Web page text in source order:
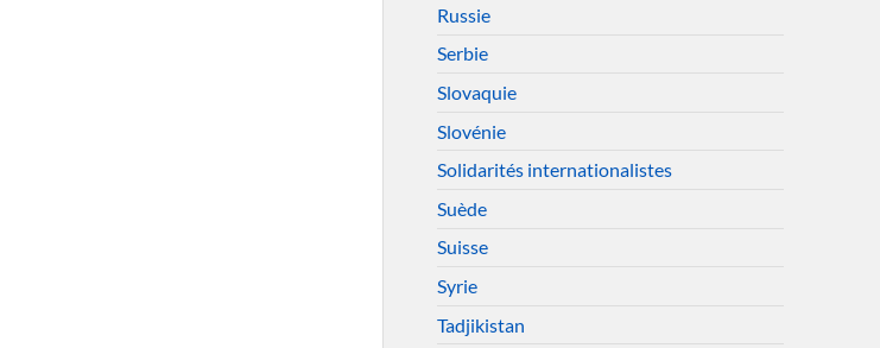
Russie
Serbie
Slovaquie
Slovénie
Solidarités internationalistes
Suède
Suisse
Syrie
Tadjikistan